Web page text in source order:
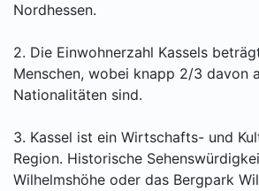
Nordhessen.
2. Die Einwohnerzahl Kassels
Menschen, wobei knapp 2/3 davon
Nationalitäten sind.
3. Kassel ist ein Wirtschafts- und
Region. Historische
Wilhelmshöhe oder das Bergpark